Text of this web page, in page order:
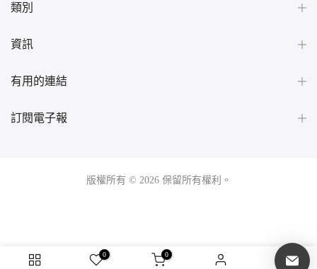
類別
資訊
有用的連結
訂閱電子報
版權所有 © 2026 保留所有權利。
0 0